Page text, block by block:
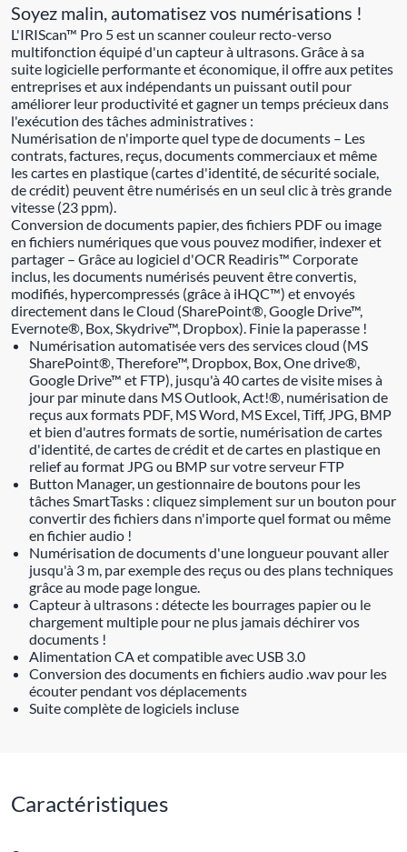
Soyez malin, automatisez vos numérisations !
L'IRIScan™ Pro 5 est un scanner couleur recto-verso
multifonction équipé d'un capteur à ultrasons. Grâce à sa
suite logicielle performante et économique, il offre aux petites
entreprises et aux indépendants un puissant outil pour
améliorer leur productivité et gagner un temps précieux dans
l'exécution des tâches administratives :
Numérisation de n'importe quel type de documents – Les
contrats, factures, reçus, documents commerciaux et même
les cartes en plastique (cartes d'identité, de sécurité sociale,
de crédit) peuvent être numérisés en un seul clic à très grande
vitesse (23 ppm).
Conversion de documents papier, des fichiers PDF ou image
en fichiers numériques que vous pouvez modifier, indexer et
partager – Grâce au logiciel d'OCR Readiris™ Corporate
inclus, les documents numérisés peuvent être convertis,
modifiés, hypercompressés (grâce à iHQC™) et envoyés
directement dans le Cloud (SharePoint®, Google Drive™,
Evernote®, Box, Skydrive™, Dropbox). Finie la paperasse !
Numérisation automatisée vers des services cloud (MS
SharePoint®, Therefore™, Dropbox, Box, One drive®,
Google Drive™ et FTP), jusqu'à 40 cartes de visite mises à
jour par minute dans MS Outlook, Act!®, numérisation de
reçus aux formats PDF, MS Word, MS Excel, Tiff, JPG, BMP
et bien d'autres formats de sortie, numérisation de cartes
d'identité, de cartes de crédit et de cartes en plastique en
relief au format JPG ou BMP sur votre serveur FTP
Button Manager, un gestionnaire de boutons pour les
tâches SmartTasks : cliquez simplement sur un bouton pour
convertir des fichiers dans n'importe quel format ou même
en fichier audio !
Numérisation de documents d'une longueur pouvant aller
jusqu'à 3 m, par exemple des reçus ou des plans techniques
grâce au mode page longue.
Capteur à ultrasons : détecte les bourrages papier ou le
chargement multiple pour ne plus jamais déchirer vos
documents !
Alimentation CA et compatible avec USB 3.0
Conversion des documents en fichiers audio .wav pour les
écouter pendant vos déplacements
Suite complète de logiciels incluse
Caractéristiques